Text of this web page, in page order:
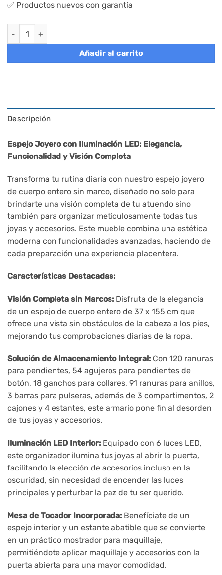
✅ Productos nuevos con garantía
Espejo joyero giratorio con 6 leds, diseño sin marco, marrón
Añadir al carrito
Descripción
Espejo Joyero con Iluminación LED: Elegancia,
Funcionalidad y Visión Completa
Transforma tu rutina diaria con nuestro espejo joyero
de cuerpo entero sin marco, diseñado no solo para
brindarte una visión completa de tu atuendo sino
también para organizar meticulosamente todas tus
joyas y accesorios. Este mueble combina una estética
moderna con funcionalidades avanzadas, haciendo de
cada preparación una experiencia placentera.
Características Destacadas:
Visión Completa sin Marcos: Disfruta de la elegancia
de un espejo de cuerpo entero de 37 x 155 cm que
ofrece una vista sin obstáculos de la cabeza a los pies,
mejorando tus comprobaciones diarias de la ropa.
Solución de Almacenamiento Integral: Con 120 ranuras
para pendientes, 54 agujeros para pendientes de
botón, 18 ganchos para collares, 91 ranuras para anillos,
3 barras para pulseras, además de 3 compartimentos, 2
cajones y 4 estantes, este armario pone fin al desorden
de tus joyas y accesorios.
Iluminación LED Interior: Equipado con 6 luces LED,
este organizador ilumina tus joyas al abrir la puerta,
facilitando la elección de accesorios incluso en la
oscuridad, sin necesidad de encender las luces
principales y perturbar la paz de tu ser querido.
Mesa de Tocador Incorporada: Benefíciate de un
espejo interior y un estante abatible que se convierte
en un práctico mostrador para maquillaje,
permitiéndote aplicar maquillaje y accesorios con la
puerta abierta para una mayor comodidad.